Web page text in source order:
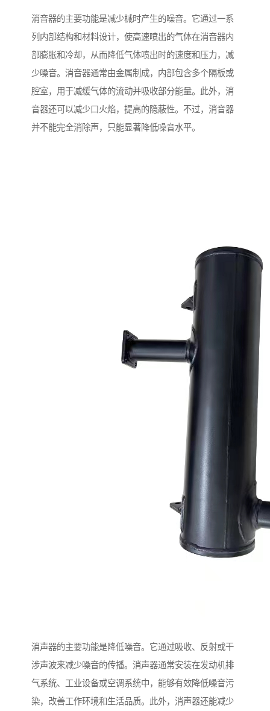
消音器的主要功能是减少械时产生的噪音。它通过一系
列内部结构和材料设计，使高速喷出的气体在消音器内
部膨胀和冷却，从而降低气体喷出时的速度和压力，减
少噪音。消音器通常由金属制成，内部包含多个隔板或
腔室，用于减缓气体的流动并吸收部分能量。此外，消
音器还可以减少口火焰，提高的隐蔽性。不过，消音器
并不能完全消除声，只能显著降低噪音水平。
消声器的主要功能是降低噪音。它通过吸收、反射或干
涉声波来减少噪音的传播。消声器通常安装在发动机排
气系统、工业设备或空调系统中，能够有效降低噪音污
染，改善工作环境和生活品质。此外，消声器还能减少